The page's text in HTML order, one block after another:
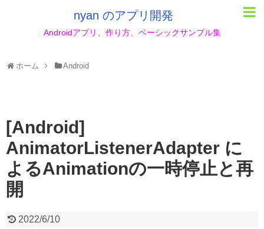
nyan のアプリ開発
Androidアプリ、作り方、ベーシックサンプル集
ホーム Android
[Android]
AnimatorListenerAdapter に
よるAnimationの一時停止と再
開
2022/6/10